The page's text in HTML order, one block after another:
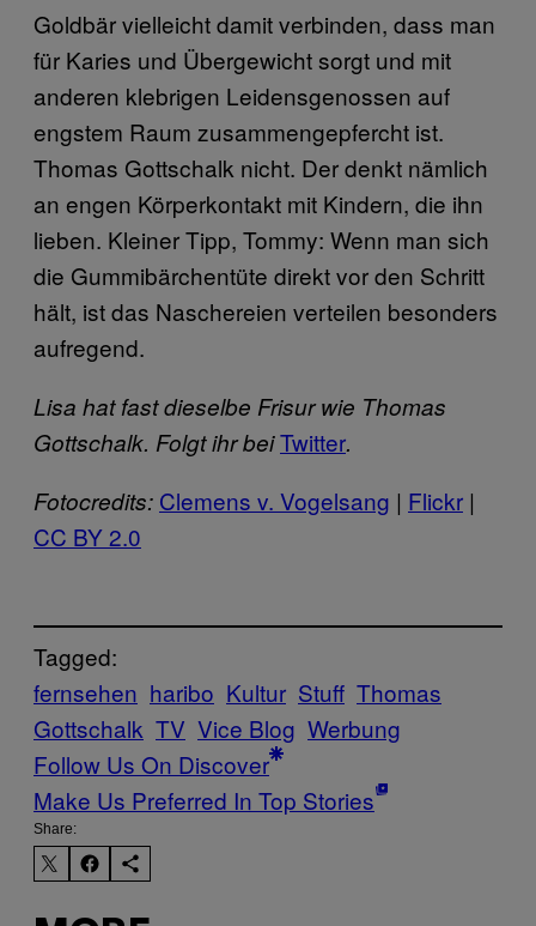
Goldbär vielleicht damit verbinden, dass man
für Karies und Übergewicht sorgt und mit
anderen klebrigen Leidensgenossen auf
engstem Raum zusammengepfercht ist.
Thomas Gottschalk nicht. Der denkt nämlich
an engen Körperkontakt mit Kindern, die ihn
lieben. Kleiner Tipp, Tommy: Wenn man sich
die Gummibärchentüte direkt vor den Schritt
hält, ist das Naschereien verteilen besonders
aufregend.
Lisa hat fast dieselbe Frisur wie Thomas
Gottschalk. Folgt ihr bei​Twitter.
Fotocredits: ​Clemens v. Vogelsang | ​Flickr |
CC BY 2.0
Tagged:
fernsehen haribo Kultur Stuff Thomas
Gottschalk TV Vice Blog Werbung
Follow Us On Discover
Make Us Preferred In Top Stories
Share: